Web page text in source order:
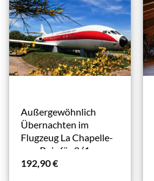
Außergewöhnlich
Übernachten im
Flugzeug La Chapelle-
aux-Bois für 2 (1
Nacht)
192,90€